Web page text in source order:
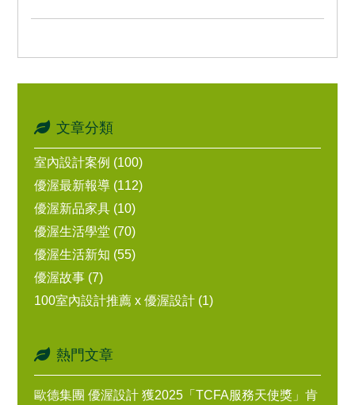
多元功能的家具設計變得
文章分類
室內設計案例 (100)
優渥最新報導 (112)
優渥新品家具 (10)
優渥生活學堂 (70)
優渥生活新知 (55)
優渥故事 (7)
100室內設計推薦 x 優渥設計 (1)
熱門文章
歐德集團 優渥設計 獲2025「TCFA服務天使獎」肯